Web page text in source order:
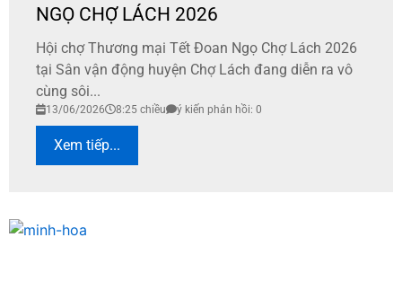
NGỌ CHỢ LÁCH 2026
​Hội chợ Thương mại Tết Đoan Ngọ Chợ Lách 2026
tại Sân vận động huyện Chợ Lách đang diễn ra vô
cùng sôi...
13/06/2026 8:25 chiều ý kiến phản hồi: 0
Xem tiếp...